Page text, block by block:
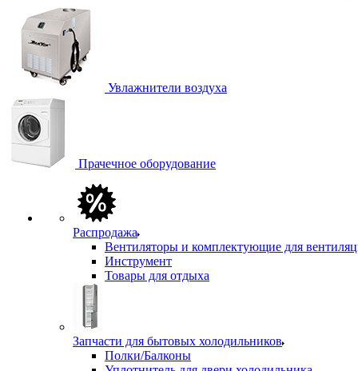
Увлажнители воздуха
Прачечное оборудование
Распродажа
Вентиляторы и комплектующие для
Инструмент
Товары для отдыха
Запчасти для бытовых холодильников
Полки/Балконы